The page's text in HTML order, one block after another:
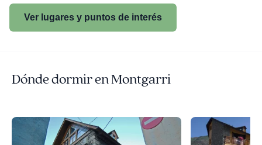
Ver lugares y puntos de interés
Dónde dormir en Montgarri